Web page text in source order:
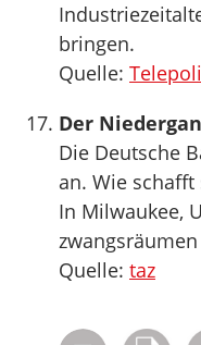
bringen.
Quelle:
Der
Die Deutsche
an. Wie
In Milwaukee,
Quelle: taz